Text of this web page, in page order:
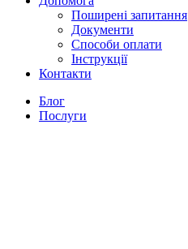
Поширені запитання
Документи
Способи оплати
Інструкції
Контакти
Блог
Послуги